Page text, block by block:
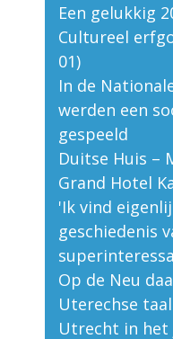
Een gelukkig
Cultureel
01)
In de
werden een
gespeeld
Duitse Huis –
Grand Hotel
'Ik vind
geschiedenis
Op de Neu
Uterechse
Utrecht in het